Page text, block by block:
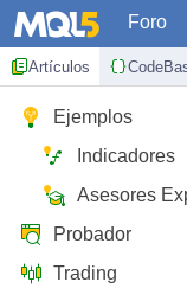
Foro
Artículos
Ejemplos
Indicadores
Asesores
Probador
Trading